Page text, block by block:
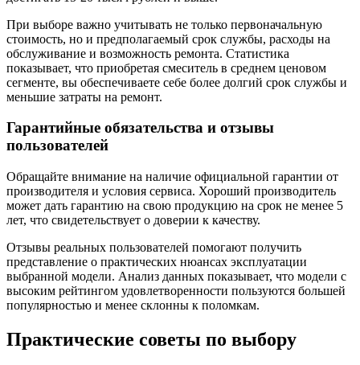
При выборе важно учитывать не только первоначальную
стоимость, но и предполагаемый срок службы, расходы на
обслуживание и возможность ремонта. Статистика
показывает, что приобретая смеситель в среднем ценовом
сегменте, вы обеспечиваете себе более долгий срок службы и
меньшие затраты на ремонт.
Гарантийные обязательства и отзывы
пользователей
Обращайте внимание на наличие официальной гарантии от
производителя и условия сервиса. Хороший производитель
может дать гарантию на свою продукцию на срок не менее 5
лет, что свидетельствует о доверии к качеству.
Отзывы реальных пользователей помогают получить
представление о практических нюансах эксплуатации
выбранной модели. Анализ данных показывает, что модели с
высоким рейтингом удовлетворенности пользуются большей
популярностью и менее склонны к поломкам.
Практические советы по выбору